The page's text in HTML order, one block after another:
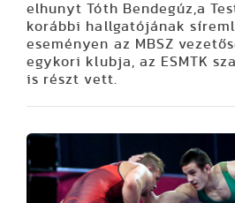
elhunyt Tóth Bendegúz,a
korábbi hallgatójának
eseményen az MBSZ
egykori klubja, az ESMTK
is részt vett.